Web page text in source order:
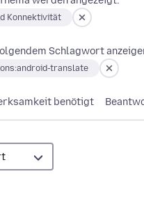
Konnektivität
Schlagwort
translate
benötigt